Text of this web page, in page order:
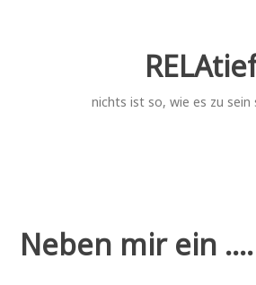
nichts ist so, wie es zu sein
Neben mir ein ....